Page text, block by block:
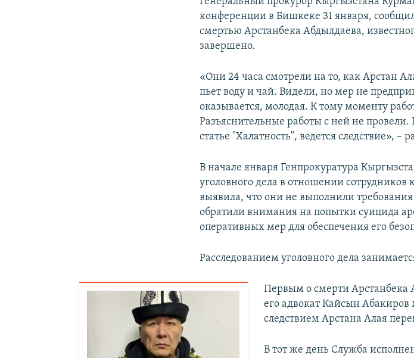
конференции в Бишкеке 31 января,
смертью Арстанбека Абдылдаева,
завершено.
«Они 24 часа смотрели на то, как Арстан
пьет воду и чай. Видели, но мер не
оказывается, молодая. К тому моменту
Разъяснительные работы с ней не
статье "Халатность", ведется следствие», –
В начале января Генпрокуратура
уголовного дела в отношении сотрудников
выявила, что они не выполнили требования
обратили внимания на попытки суицида
оперативных мер для обеспечения его
Расследованием уголовного дела
Первым о смерти Арстанбека
его адвокат Кайсын Абакиров
следствием Арстана Алая
В тот же день Служба